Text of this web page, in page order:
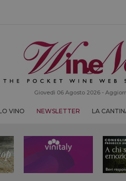
Giovedì 06 Agosto 2026 -
VINO NEWSLETTER LA